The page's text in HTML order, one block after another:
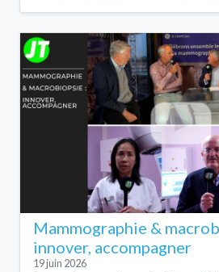
Mammographie &
innover, accompagner
19 juin 2026